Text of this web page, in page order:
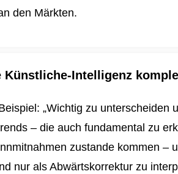
den Märkten.
Künstliche-Intelligenz
„Wichtig zu
– die auch fundamental zu
zustande kommen –
nur als Abwärtskorrektur zu